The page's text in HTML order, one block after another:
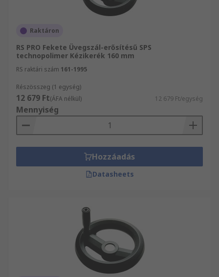
Raktáron
RS PRO Fekete Üvegszál-erősítésű SPS
technopolimer Kézikerék 160 mm
RS raktári szám 161-1995
Részösszeg (1 egység)
12 679 Ft(ÁFA nélkül) 12 679 Ft/egység
Mennyiség
Hozzáadás
Datasheets